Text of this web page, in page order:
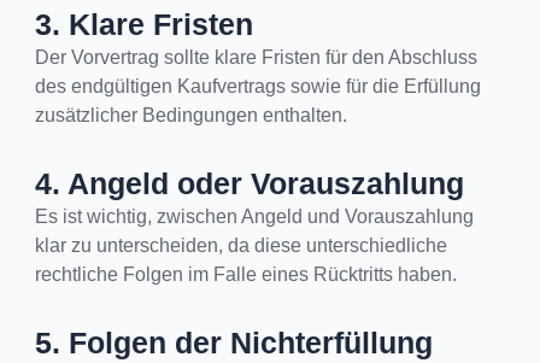
3. Klare Fristen
Der Vorvertrag sollte klare Fristen für den Abschluss
des endgültigen Kaufvertrags sowie für die Erfüllung
zusätzlicher Bedingungen enthalten.
4. Angeld oder Vorauszahlung
Es ist wichtig, zwischen Angeld und Vorauszahlung
klar zu unterscheiden, da diese unterschiedliche
rechtliche Folgen im Falle eines Rücktritts haben.
5. Folgen der Nichterfüllung